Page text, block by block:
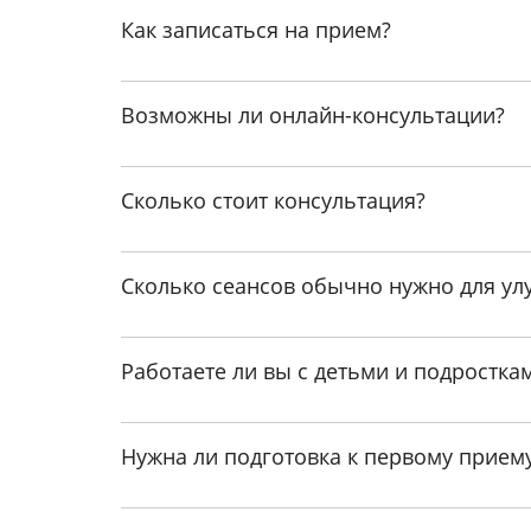
Ставите ли вы пациентов
Мы не ставим пациентов на учет и не
конфиденциально.
Могу ли я быть уверен в
Перед приёмом в обязательном
ответственность за сохранность личной
Определяется индивидуально
Как записаться на прием?
Возможны ли онлайн-консультации?
Сколько стоит консультация?
Сколько сеансов обычно нужно для
Работаете ли вы с детьми и
Нужна ли подготовка к первому